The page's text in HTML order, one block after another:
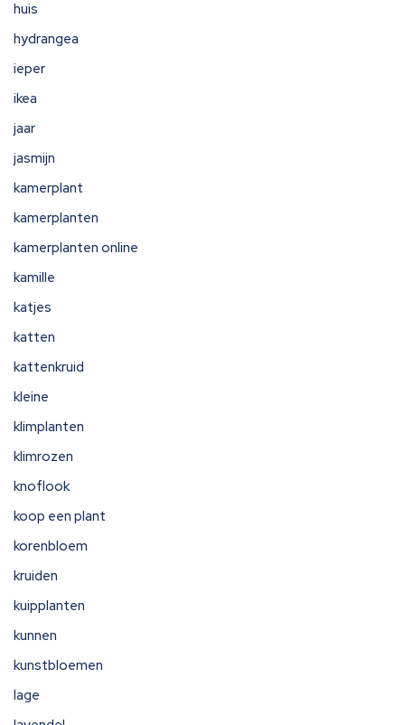
huis
hydrangea
ieper
ikea
jaar
jasmijn
kamerplant
kamerplanten
kamerplanten online
kamille
katjes
katten
kattenkruid
kleine
klimplanten
klimrozen
knoflook
koop een plant
korenbloem
kruiden
kuipplanten
kunnen
kunstbloemen
lage